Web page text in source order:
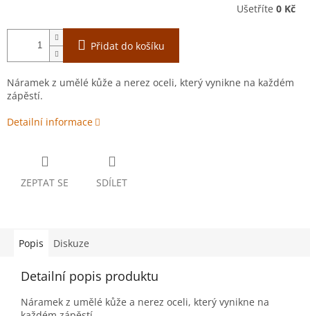
Ušetříte 0 Kč
Přidat do košíku
Náramek z umělé kůže a nerez oceli, který vynikne na každém
zápěstí.
Detailní informace
ZEPTAT SE SDÍLET
Popis Diskuze
Detailní popis produktu
Náramek z umělé kůže a nerez oceli, který vynikne na